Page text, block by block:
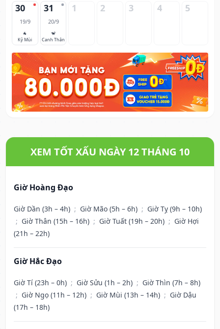
30
19/9
🐐
Kỷ Mùi
31
20/9
🐒
Canh Thân
1 2 3 4 5
XEM TỐT XẤU NGÀY 12 THÁNG 10
Giờ Hoàng Đạo
Giờ Dần (3h – 4h) ; Giờ Mão (5h – 6h) ; Giờ Tỵ (9h – 10h)
; Giờ Thân (15h – 16h) ; Giờ Tuất (19h – 20h) ; Giờ Hợi
(21h – 22h)
Giờ Hắc Đạo
Giờ Tí (23h – 0h) ; Giờ Sửu (1h – 2h) ; Giờ Thìn (7h – 8h)
; Giờ Ngọ (11h – 12h) ; Giờ Mùi (13h – 14h) ; Giờ Dậu
(17h – 18h)